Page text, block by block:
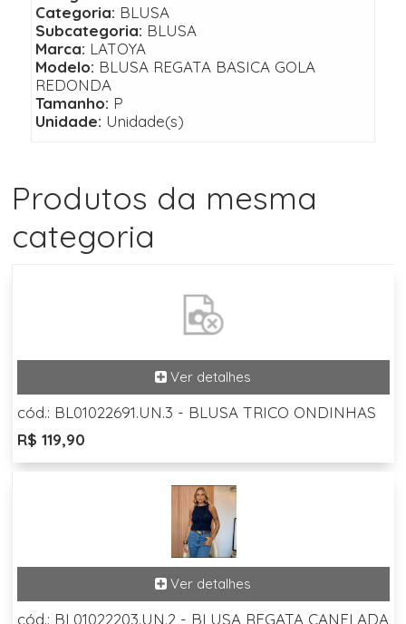
Categoria: BLUSA
Subcategoria: BLUSA
Marca: LATOYA
Modelo: BLUSA REGATA BASICA GOLA
REDONDA
Tamanho: P
Unidade: Unidade(s)
Produtos da mesma
categoria
cód.: BL01022691.UN.3 - BLUSA TRICO ONDINHAS
R$ 119,90
cód.: BL01022203.UN.2 - BLUSA REGATA CANELADA